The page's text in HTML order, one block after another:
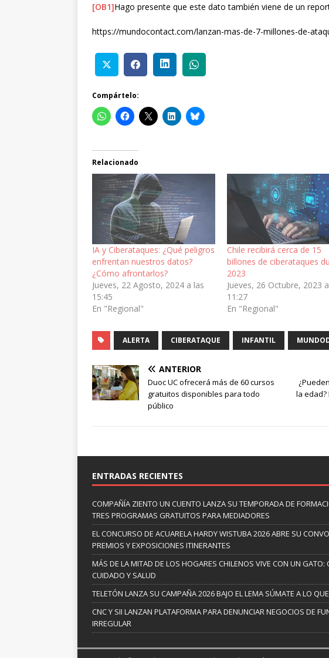
[OB1]Hago presente que este dato también viene de un
https://mundocontact.com/lanzan-mas-de-7-millones-de-
Compártelo:
Relacionado
IA y Ciberataques: ¿Qué peligros
enfrentan nuestros datos?
¿Cómo afrontarlos?
Jueves, 22 Agosto, 2024 a las
15:45
En "Regional"
Chile recibirá cerca de 15
billones de ciberataques
2023
Jueves, 26 Octubre, 2023
11:27
En "Regional"
ALERTA CIBERATAQUE INFANTIL
ANTERIOR
Duoc UC ofrecerá más de 60 cursos
gratuitos disponibles para todo
público
la edad?
ENTRADAS RECIENTES
COMPAÑÍA ZIENTO UN CUENTO LANZA SU TEMPORADA DE
TRES PROGRAMAS GRATUITOS PARA MEDIADORES
EL CONCURSO DE ACUARELA HARDY WISTUBA 2026 ABRE SU
PREMIOS Y EXPOSICIONES ITINERANTES
MÁS DE LA MITAD DE LOS HOGARES CHILENOS VIVE CON UN GATO:
CUIDADO Y SALUD
TELETÓN LANZA SU CAMPAÑA 2026 BAJO EL LEMA SÚMATE A LO
CNC Y SII LANZAN PLATAFORMA PARA DENUNCIAR NEGOCIOS DE
IRREGULAR